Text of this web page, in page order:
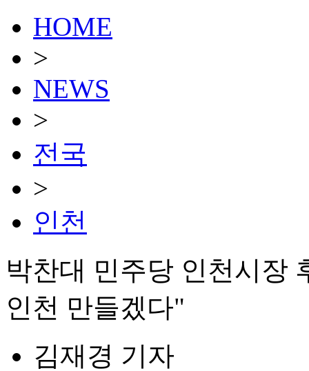
HOME
>
NEWS
>
전국
>
인천
박찬대 민주당 인천시장
인천 만들겠다"
김재경 기자